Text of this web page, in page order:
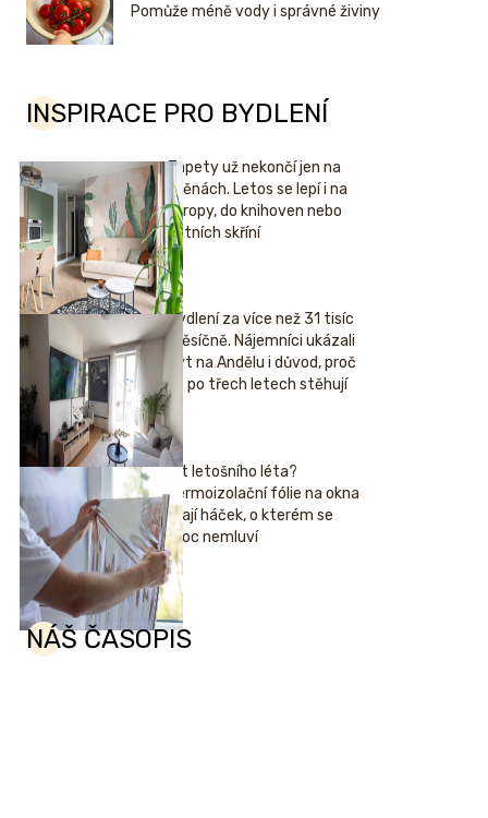
Pomůže méně vody i správné živiny
INSPIRACE PRO BYDLENÍ
Tapety už nekončí jen na
stěnách. Letos se lepí i na
stropy, do knihoven nebo
šatních skříní
Bydlení za více než 31 tisíc
měsíčně. Nájemníci ukázali
byt na Andělu i důvod, proč
se po třech letech stěhují
Hit letošního léta?
Termoizolační fólie na okna
mají háček, o kterém se
moc nemluví
NÁŠ ČASOPIS